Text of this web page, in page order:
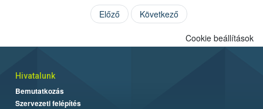
Előző Következő
Cookie beállítások
Hivatalunk
Bemutatkozás
Szervezeti felépítés